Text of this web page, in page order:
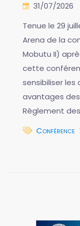
31/07/2026
Tenue le 29
Arena de la
Mobutu II)
cette
sensibiliser
avantages
Règlement
Conférence